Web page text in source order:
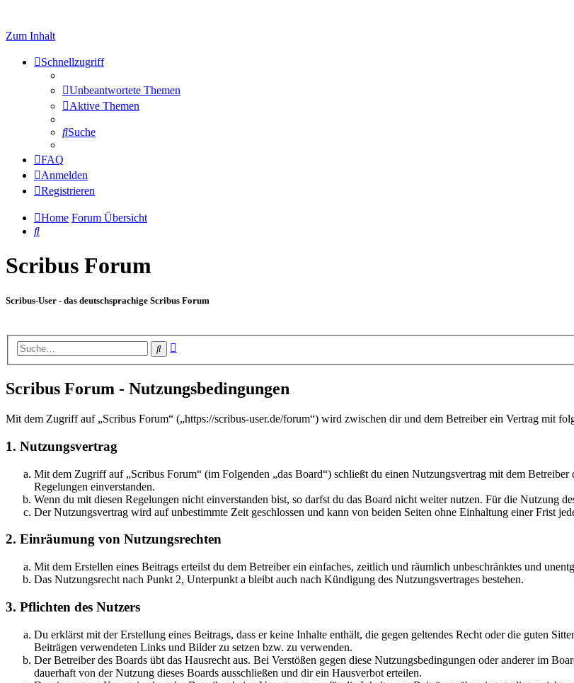
Zum Inhalt
Schnellzugriff
Unbeantwortete Themen
Aktive Themen
Suche
FAQ
Anmelden
Registrieren
Home Forum Übersicht
Suche
Scribus Forum
Scribus-User - das deutschsprachige Scribus Forum
Suche
Scribus Forum - Nutzungsbedingungen
Mit dem Zugriff auf „Scribus Forum“ („https://scribus-user.de/forum“) wird zwischen dir und dem Betreiber ein Vertrag mit
1. Nutzungsvertrag
Mit dem Zugriff auf „Scribus Forum“ (im Folgenden „das Board“) schließt du einen Nutzungsvertrag mit dem
Regelungen einverstanden.
Wenn du mit diesen Regelungen nicht einverstanden bist, so darfst du das Board nicht weiter nutzen. Für die Nutzung
Der Nutzungsvertrag wird auf unbestimmte Zeit geschlossen und kann von beiden Seiten ohne Einhaltung einer Frist
2. Einräumung von Nutzungsrechten
Mit dem Erstellen eines Beitrags erteilst du dem Betreiber ein einfaches, zeitlich und räumlich unbeschränktes und
Das Nutzungsrecht nach Punkt 2, Unterpunkt a bleibt auch nach Kündigung des Nutzungsvertrages bestehen.
3. Pflichten des Nutzers
Du erklärst mit der Erstellung eines Beitrags, dass er keine Inhalte enthält, die gegen geltendes Recht oder die guten
Beiträgen verwendeten Links und Bilder zu setzen bzw. zu verwenden.
Der Betreiber des Boards übt das Hausrecht aus. Bei Verstößen gegen diese Nutzungsbedingungen oder anderer im
dauerhaft von der Nutzung dieses Boards ausschließen und dir ein Hausverbot erteilen.